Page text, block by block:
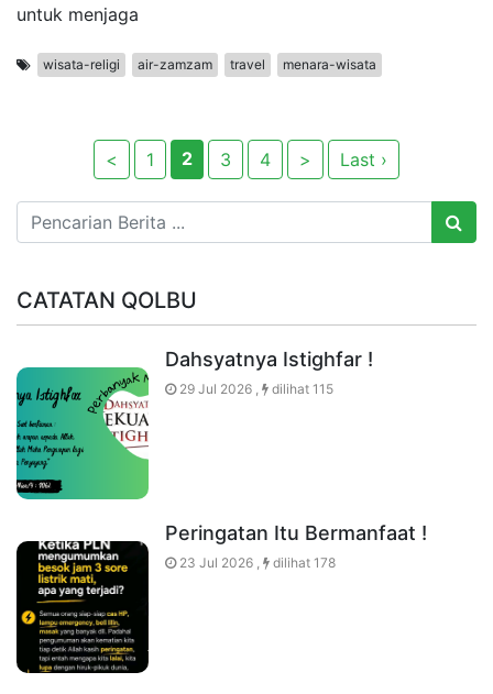
untuk menjaga
wisata-religi air-zamzam travel menara-wisata
< 1 2 3 4 > Last ›
CATATAN QOLBU
Dahsyatnya Istighfar !
29 Jul 2026 , dilihat 115
Peringatan Itu Bermanfaat !
23 Jul 2026 , dilihat 178